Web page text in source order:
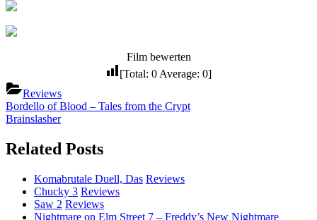
Film bewerten
[Total: 0 Average: 0]
Reviews
Beitragsnavigation
Previous
Post:
Bordello of Blood – Tales from the Crypt
Next
Brainslasher
Related Posts
Komabrutale Duell, Das Reviews
Chucky 3 Reviews
Saw 2 Reviews
Nightmare on Elm Street 7 – Freddy’s New Nightmare